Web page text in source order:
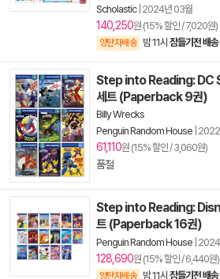
Scholastic| 2024년 03월
140,250원 (15% 할인 / 7,020원)
양탄자배송 밤 11시 잠들기전 배송
Step into Reading: DC
세트 (Paperback 9권)
Billy Wrecks
Penguin Random House
61,110원 (15% 할인 / 3,060원)
품절
Step into Reading:
트 (Paperback 16권)
Penguin Random House 2024
128,690원 (15% 할인 / 6,440원)
양탄자배송 밤 11시 잠들기전 배송